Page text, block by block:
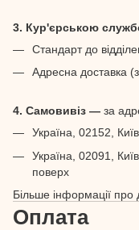
3. Кур'єрською
Стандарт до
Адресна доставка
4. Самовивіз — за
Україна, 02152,
Україна, 02091,
поверх
Більше інформації про
Оплата